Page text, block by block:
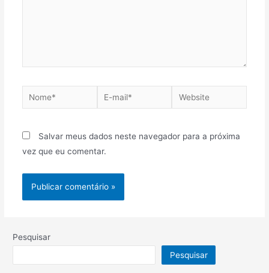
Salvar meus dados neste navegador para a próxima
vez que eu comentar.
Pesquisar
Pesquisar